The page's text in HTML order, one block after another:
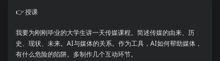
👉授课
我要为刚刚毕业的大学生讲一天传媒课程。简述传媒的由来、历
史、现状、未来。AI与媒体的关系。作为工具，AI如何帮助媒体，
有什么危险的陷阱。多制作几个互动环节。